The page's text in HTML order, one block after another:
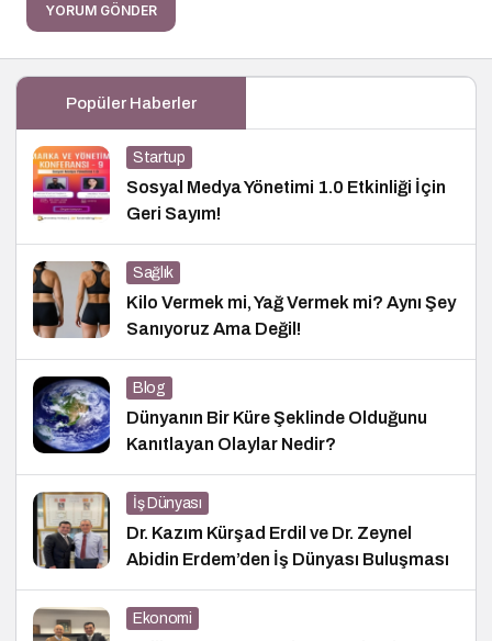
YORUM GÖNDER
Popüler Haberler
Startup
Sosyal Medya Yönetimi 1.0 Etkinliği İçin
Geri Sayım!
Sağlık
Kilo Vermek mi, Yağ Vermek mi? Aynı Şey
Sanıyoruz Ama Değil!
Blog
Dünyanın Bir Küre Şeklinde Olduğunu
Kanıtlayan Olaylar Nedir?
İş Dünyası
Dr. Kazım Kürşad Erdil ve Dr. Zeynel
Abidin Erdem’den İş Dünyası Buluşması
Ekonomi